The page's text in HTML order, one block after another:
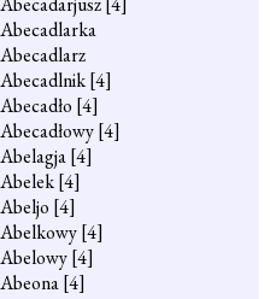
Abecadlarka
Abecadlarz
Abecadlnik[4]
Abecadło [4]
Abecadłowy[4]
Abelagja[4]
Abelek[4]
Abeljo [4]
Abelkowy[4]
Abelowy[4]
Abeona[4]